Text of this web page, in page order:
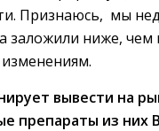
Признаюсь, мы
ниже,
вывести на
препараты из